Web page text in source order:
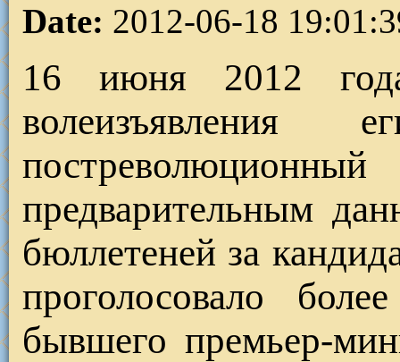
Date: 2012-06-18
16 июня 2012
волеизъявления
предварительным
бюллетеней за
проголосовало
бывшего премьер-